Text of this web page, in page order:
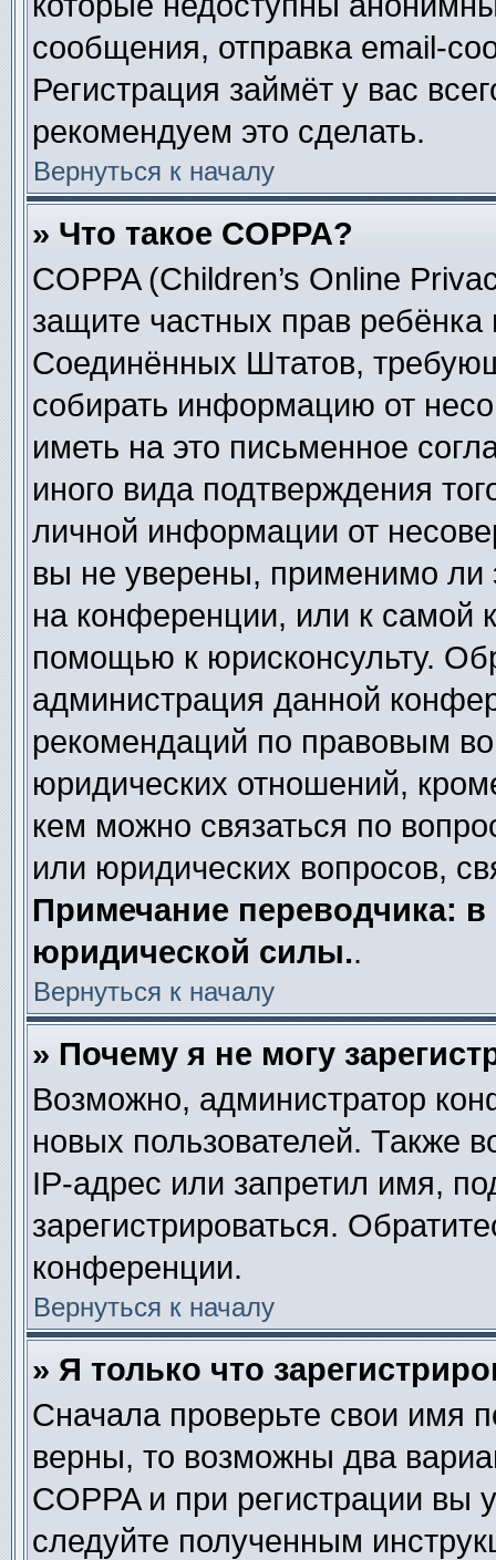
сообщения, отправка email-
Регистрация займёт у вас
рекомендуем это сделать.
Вернуться к началу
» Что такое COPPA?
COPPA (Children’s Online
защите частных прав ребёнка
Соединённых Штатов,
собирать информацию от
иметь на это письменное
иного вида подтверждения
личной информации от
вы не уверены, применимо ли
на конференции, или к самой
помощью к юрисконсульту.
администрация данной
рекомендаций по правовым
юридических отношений,
кем можно связаться по
или юридических вопросов,
Примечание переводчика:
юридической силы..
Вернуться к началу
» Почему я не могу
Возможно, администратор
новых пользователей. Также
IP-адрес или запретил имя,
зарегистрироваться.
конференции.
Вернуться к началу
» Я только что
Сначала проверьте свои имя
верны, то возможны два
COPPA и при регистрации вы
следуйте полученным